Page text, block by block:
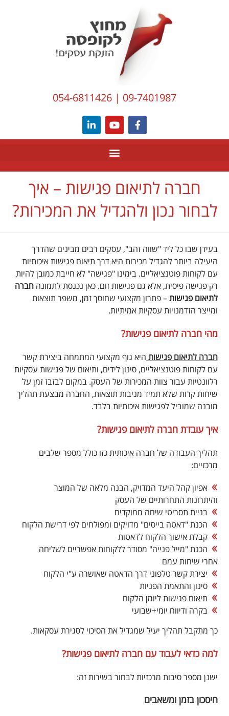
09-7401987
|
חברה לתיאום פגישות – איך
לבחור נכון ולהגדיל את המכירות?
בעידן שבו כל ליד "שווה זהב", עסקים רבים מבינים שהדרך
היעילה ביותר להגדיל מכירות היא דרך תיאום פגישות איכותיות
עם לקוחות פוטנציאליים. בימינו "פגישה" לא חייבת כמובן להיות
רק פגישה פיסית, אלא גם פגישות זום. כאן נכנסת לתמונהחברה
לתיאום פגישות– פתרון מקצועי שחוסך זמן, משפר תוצאות
ומייצר הזדמנויות עסקיות אמיתיות.
מהי חברה לתיאום פגישות?
חברה לתיאום פגישות היא גוף מקצועי המתמחה ביצירת קשר
עם לקוחות פוטנציאליים, סינון לידים, ותיאום של פגישות עסקיות
רלוונטיות עבור צוות המכירות של העסק. במקום לבזבז זמן על
שיחות קרות שלא תמיד מניבות תוצאות, החברה מבצעת תהליך
מובנה שמוביל לפגישות איכותיות בלבד.
איך עובדת חברה לתיאום פגישות?
תהליך העבודה של חברה איכותית כזו כולל מספר שלבים
מרכזיים:
אפיון קהל היעד המדויק, הבנה מלאה של המוצר
והיתרונות התחרותיים של העסק
בניית תסריטי שיחה ממוקדים
הכנת "דאטה בייסים" מדויקים ומפולחים לפי דרישת הלקוח
קבלת אישור הלקוח לדאטות
הכנת "מייל פנייה" מסודר ללקוחות אפשריים לשליחה
אחרי שיחות עמם
יצירת קשר טלפוני דרך הדאטה שאושרה ע"י הלקוח
סינון והתאמת הפניות
תיאום פגישות ליומן הלקוח
בקרה ודיווח יומי+שבועי
כך מתקבל תהליך יעיל שמגדיל את הסיכוי לסגירת עסקאות.
למה כדאי לעבוד עם חברה לתיאום פגישות?
ישנן מספר סיבות מרכזיות לבחור בשירות זה:
חיסכון בזמן ומשאבים